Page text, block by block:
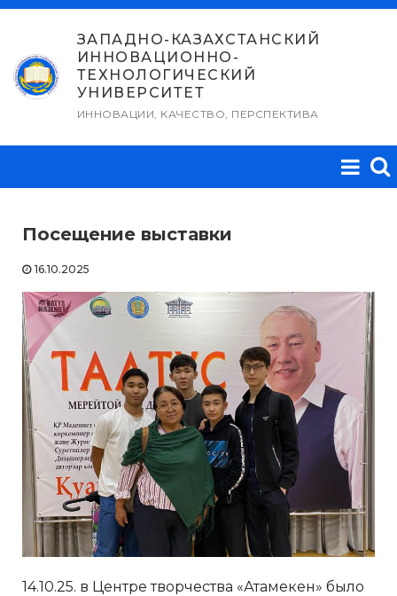
Перейти
содержимому
ЗАПАДНО-КАЗАХСТАНСКИЙ
ИННОВАЦИОННО-
ТЕХНОЛОГИЧЕСКИЙ
УНИВЕРСИТЕТ
ИННОВАЦИИ, КАЧЕСТВО, ПЕРСПЕКТИВА
Посещение выставки
16.10.2025
14.10.25. в Центре творчества «Атамекен» было